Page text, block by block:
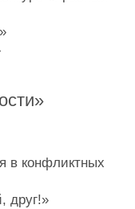
в конфликтных
друг!»